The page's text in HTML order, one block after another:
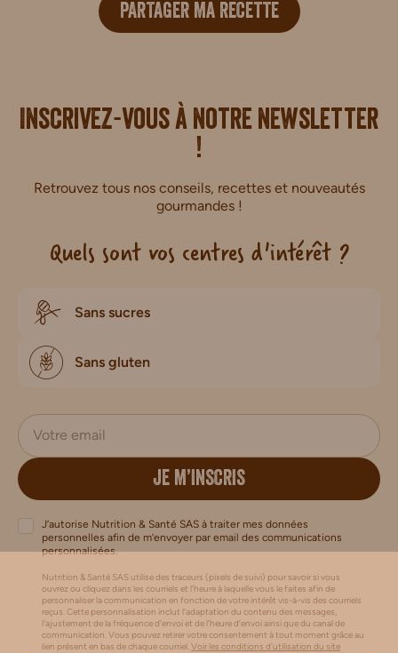
PARTAGER MA RECETTE
Inscrivez-vous à notre newsletter
!
Retrouvez tous nos conseils, recettes et nouveautés
gourmandes !
Quels sont vos centres d'intérêt ?
Sans sucres
Sans gluten
JE M’INSCRIS
J’autorise Nutrition & Santé SAS à traiter mes données
personnelles afin de m’envoyer par email des communications
personnalisées.
Nutrition & Santé SAS utilise des traceurs (pixels de suivi) pour savoir si vous
ouvrez ou cliquez dans les courriels et l’heure à laquelle vous le faites afin de
personnaliser la communication en fonction de votre intérêt vis-à-vis des courriels
reçus. Cette personnalisation inclut l’adaptation du contenu des messages,
l'ajustement de la fréquence d’envoi et de l’heure d’envoi ainsi que du canal de
communication. Vous pouvez retirer votre consentement à tout moment grâce au
lien présent en bas de chaque courriel.Voir les conditions d'utilisation du site